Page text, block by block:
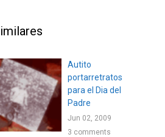
Autito
portarretratos
para el Dia del
Padre
Jun 02, 2009
3 comments